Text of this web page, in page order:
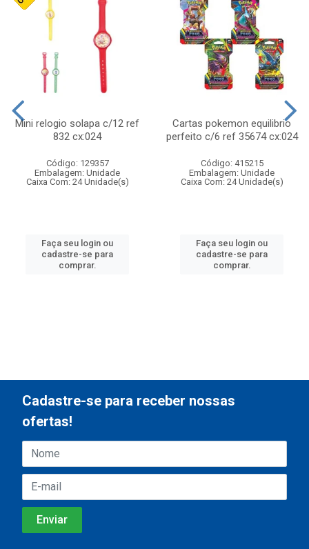
Mini relogio solapa c/12 ref
832 cx:024
Código: 129357
Embalagem: Unidade
Caixa Com: 24 Unidade(s)
Faça seu login ou
cadastre-se para
comprar.
Cartas pokemon equilibrio
perfeito c/6 ref 35674 cx:024
Código: 415215
Embalagem: Unidade
Caixa Com: 24 Unidade(s)
Faça seu login ou
cadastre-se para
comprar.
Cadastre-se para receber nossas
ofertas!